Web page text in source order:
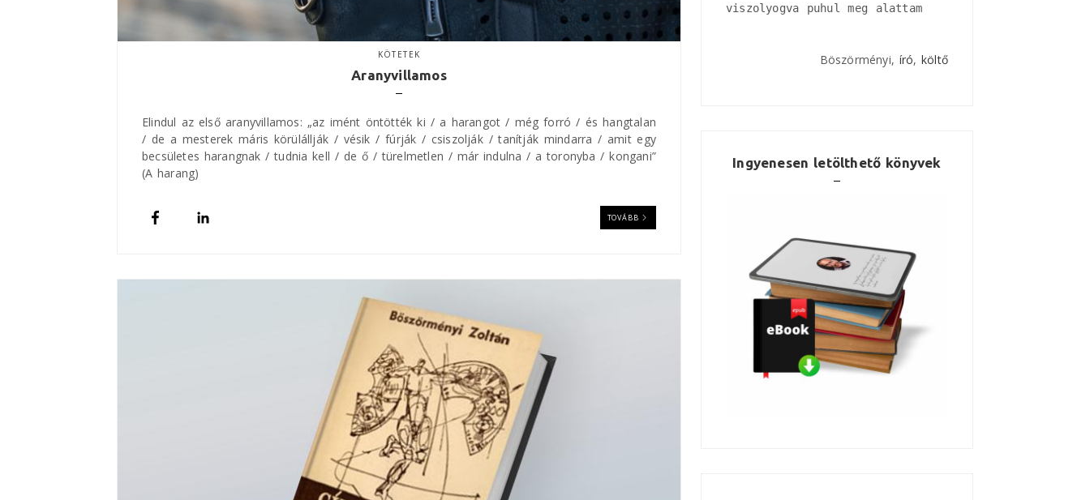
KÖTETEK
Aranyvillamos
Elindul az első aranyvillamos: „az imént öntötték ki / a harangot / még forró / és hangtalan
/ de a mesterek máris körülállják / vésik / fúrják / csiszolják / tanítják mindarra / amit egy
becsületes harangnak / tudnia kell / de ő / türelmetlen / már indulna / a toronyba / kongani”
(A harang)
TOVÁBB
viszolyogva puhul meg alattam
Böszörményi, író, költő
Ingyenesen letölthető könyvek